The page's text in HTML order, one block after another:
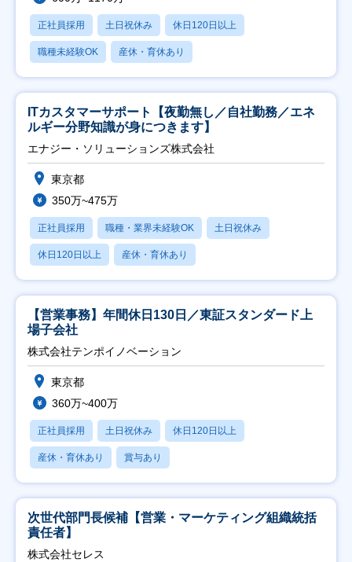
正社員採用 土日祝休み 休日120日以上
職種未経験OK 産休・育休あり
ITカスタマーサポート【夜勤無し／自社勤務／エネ
ルギー分野知識が身につきます】
エナジー・ソリューションズ株式会社
東京都
350万~475万
正社員採用 職種・業界未経験OK 土日祝休み
休日120日以上 産休・育休あり
【営業事務】年間休日130日／東証スタンダード上
場子会社
株式会社テンポイノベーション
東京都
360万~400万
正社員採用 土日祝休み 休日120日以上
産休・育休あり 賞与あり
次世代部門長候補【営業・マーケティング組織統括
責任者】
株式会社セレス